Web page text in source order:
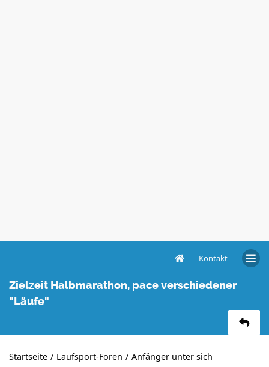
Kontakt
Zielzeit Halbmarathon, pace verschiedener
"Läufe"
Startseite Laufsport-Foren Anfänger unter sich